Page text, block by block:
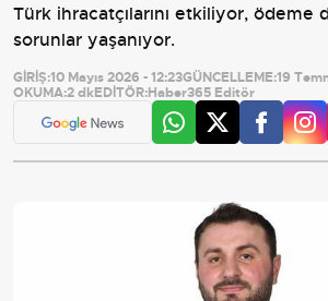
Türk ihracatçılarını etkiliyor, ödeme
sorunlar yaşanıyor.
GİRİŞ:10 Mayıs 2026 - 12:23GÜNCELLEME:19
OKUMA:2 dkEDİTÖR:Haber365 Editör